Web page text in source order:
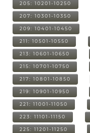
205: 10201-10250
207: 10301-10350
209: 10401-10450
211: 10501-10550
213: 10601-10650
215: 10701-10750
217: 10801-10850
219: 10901-10950
221: 11001-11050
223: 11101-11150
225: 11201-11250